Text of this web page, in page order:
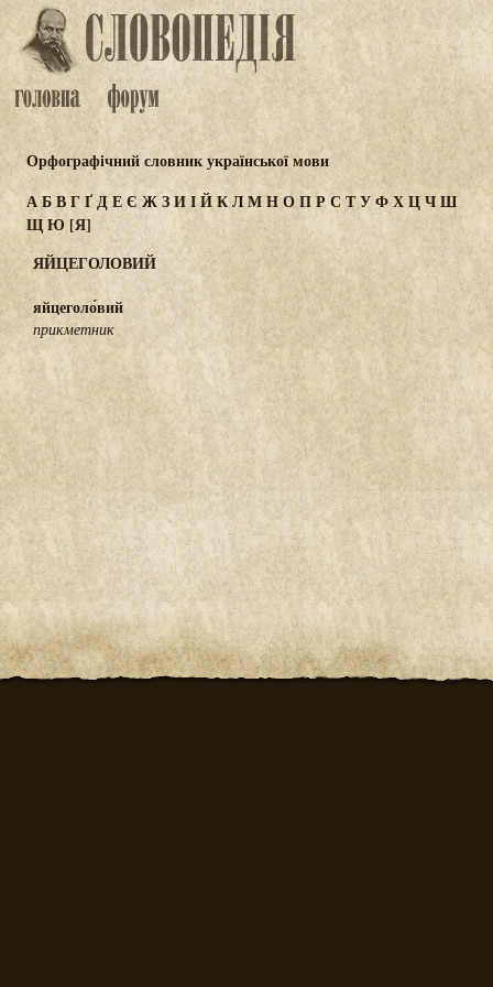
Орфографічний словник української мови
АБВГҐДЕЄ ЖЗИІЙКЛМНОПРС ТУФХЦЧШ
ЩЮ [Я]
ЯЙЦЕГОЛОВИЙ
яйцеголо́вий
прикметник